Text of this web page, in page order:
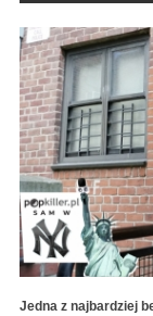
Jedna z najbardziej